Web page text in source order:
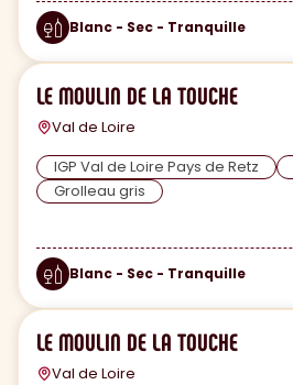
Blanc - Sec - Tranquille
LE MOULIN DE LA TOUCHE
Val de Loire
IGP Val de Loire Pays de Retz
Grolleau gris
Blanc - Sec - Tranquille
LE MOULIN DE LA TOUCHE
Val de Loire